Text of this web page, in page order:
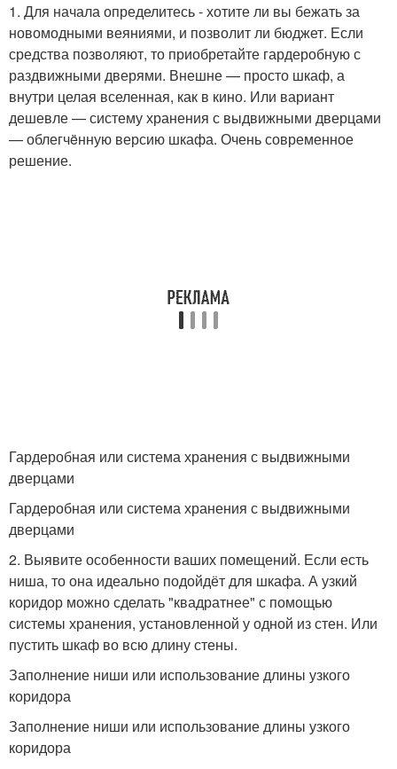
1. Для начала определитесь - хотите ли вы бежать за
новомодными веяниями, и позволит ли бюджет. Если
средства позволяют, то приобретайте гардеробную с
раздвижными дверями. Внешне — просто шкаф, а
внутри целая вселенная, как в кино. Или вариант
дешевле — систему хранения с выдвижными дверцами
— облегчëнную версию шкафа. Очень современное
решение.
Гардеробная или система хранения с выдвижными
дверцами
Гардеробная или система хранения с выдвижными
дверцами
2. Выявите особенности ваших помещений. Если есть
ниша, то она идеально подойдёт для шкафа. А узкий
коридор можно сделать "квадратнее" с помощью
системы хранения, установленной у одной из стен. Или
пустить шкаф во всю длину стены.
Заполнение ниши или использование длины узкого
коридора
Заполнение ниши или использование длины узкого
коридора